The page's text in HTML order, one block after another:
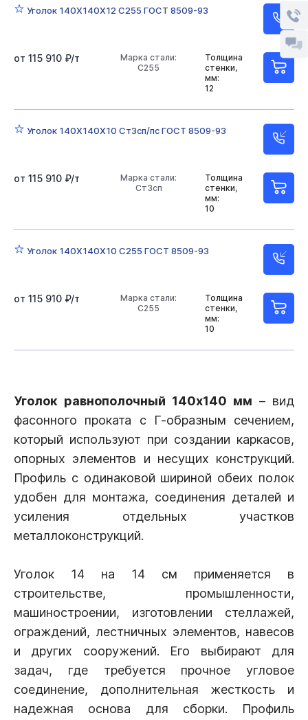
Уголок 140Х140Х12 С255 ГОСТ 8509-93
Толщина
стенки,
мм:
12
Марка стали:
С255
от 115 910 ₽/т
Уголок 140Х140Х10 Ст3сп/пс ГОСТ 8509-93
Толщина
стенки,
мм:
10
Марка стали:
Ст3сп
от 115 910 ₽/т
Уголок 140Х140Х10 С255 ГОСТ 8509-93
Толщина
стенки,
мм:
10
Марка стали:
С255
от 115 910 ₽/т
Уголок равнополочный 140х140 мм – вид
фасонного проката с Г-образным сечением,
который используют при создании каркасов,
опорных элементов и несущих конструкций.
Профиль с одинаковой шириной обеих полок
удобен для монтажа, соединения деталей и
усиления отдельных участков
металлоконструкций.
Уголок 14 на 14 см применяется в
строительстве, промышленности,
машиностроении, изготовлении стеллажей,
ограждений, лестничных элементов, навесов
и других сооружений. Его выбирают для
задач, где требуется прочное угловое
соединение, дополнительная жесткость и
надежная основа для сборки. Профиль